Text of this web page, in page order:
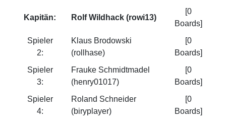
Kapitän: Rolf Wildhack (rowi13)
[0
Boards]
Spieler
2:
Klaus Brodowski
(rollhase)
[0
Boards]
Spieler
3:
Frauke Schmidtmadel
(henry01017)
[0
Boards]
Spieler
4:
Roland Schneider
(biryplayer)
[0
Boards]